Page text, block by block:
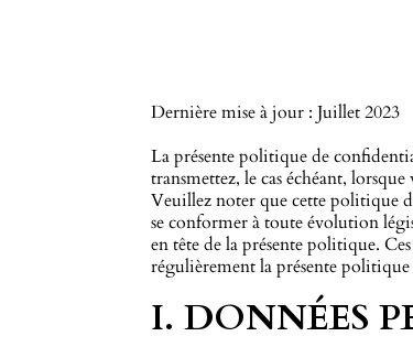
Dernière mise à jour : Juillet 2023
La présente politique de
transmettez, le cas échéant,
Veuillez noter que cette politique
se conformer à toute évolution
en tête de la présente politique.
régulièrement la présente
I. DONNÉES